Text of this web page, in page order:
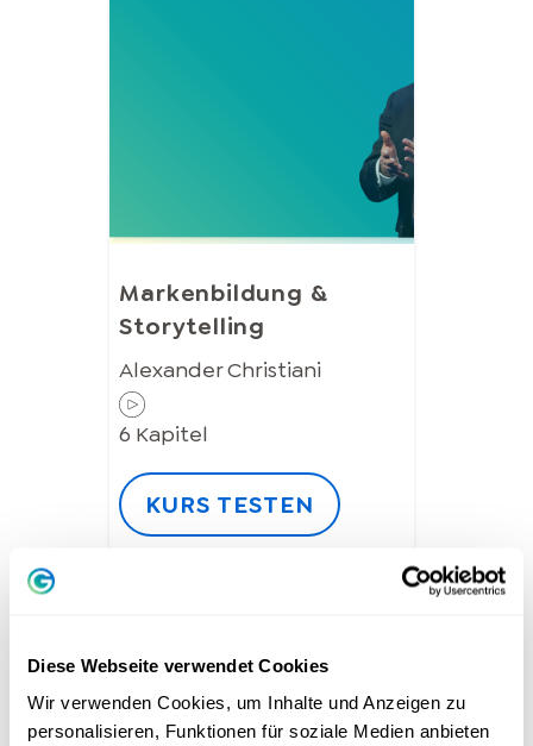
Diese Webseite verwendet Cookies
Wir verwenden Cookies, um Inhalte und Anzeigen zu
personalisieren, Funktionen für soziale Medien anbieten
Markenbildung &
Storytelling
Alexander Christiani
6 Kapitel
KURS TESTEN